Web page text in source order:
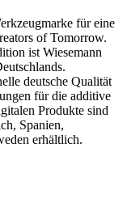
für eine
of Tomorrow.
ist Wiesemann
deutsche Qualität
für die additive
Produkte sind
Spanien,
erhältlich.